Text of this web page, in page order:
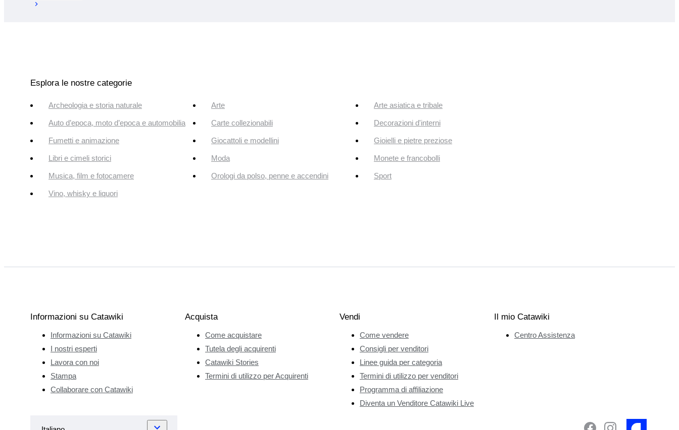
Esplora le nostre categorie
Archeologia e storia naturale Arte Arte asiatica e tribale
Auto d’epoca, moto d’epoca e automobilia Carte collezionabili Decorazioni d'interni
Fumetti e animazione Giocattoli e modellini Gioielli e pietre preziose
Libri e cimeli storici Moda Monete e francobolli
Musica, film e fotocamere Orologi da polso, penne e accendini Sport
Vino, whisky e liquori
Informazioni su Catawiki
Informazioni su Catawiki
I nostri esperti
Lavora con noi
Stampa
Collaborare con Catawiki
Acquista
Come acquistare
Tutela degli acquirenti
Catawiki Stories
Termini di utilizzo per Acquirenti
Vendi
Come vendere
Consigli per venditori
Linee guida per categoria
Termini di utilizzo per venditori
Programma di affiliazione
Diventa un Venditore Catawiki Live
Il mio Catawiki
Centro Assistenza